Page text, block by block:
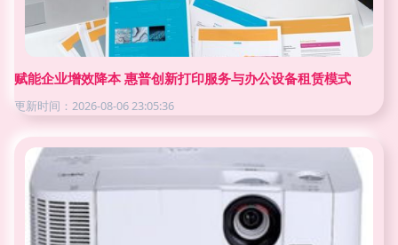
赋能企业增效降本 惠普创新打印服务与办公设备租赁模式
更新时间：2026-08-06 23:05:36